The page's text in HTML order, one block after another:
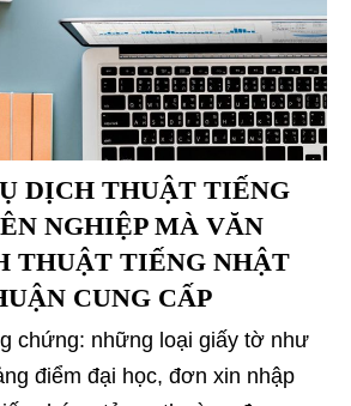
DỊCH THUẬT TIẾNG
NGHIỆP MÀ VĂN
THUẬT TIẾNG NHẬT
CUNG CẤP
chứng: những loại giấy tờ như
điểm đại học, đơn xin nhập